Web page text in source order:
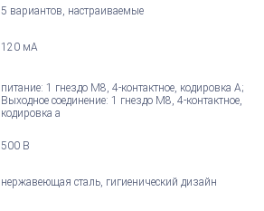
5 вариантов, настраиваемые
120 мА
питание: 1 гнездо M8, 4-контактное, кодировка А;
Выходное соединение: 1 гнездо M8, 4-контактное,
кодировка a
500 В
нержавеющая сталь, гигиенический дизайн